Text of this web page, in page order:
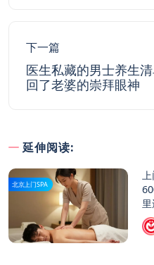
下一篇
医生私藏的男士养生
回了老婆的崇拜眼神
延伸阅读:
北京上门SPA
上